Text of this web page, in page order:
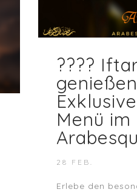
????
Menü
28 FEB.
Erlebe den